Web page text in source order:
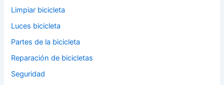
Limpiar bicicleta
Luces bicicleta
Partes de la bicicleta
Reparación de bicicletas
Seguridad